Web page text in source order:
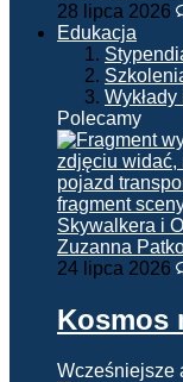
28 lipca 2026
Edukacja
Polecamy
24 lipca 2026
Kosmos
Wcześniejsze